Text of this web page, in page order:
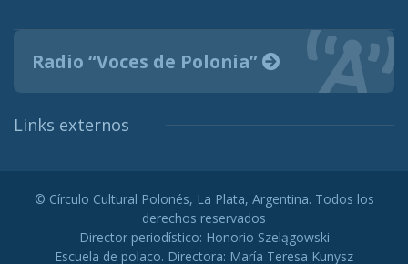
Radio “Voces de Polonia”
Links externos
© Círculo Cultural Polonés, La Plata, Argentina. Todos los
derechos reservados
Director periodístico: Honorio Szelągowski
Escuela de polaco. Directora: María Teresa Kunysz